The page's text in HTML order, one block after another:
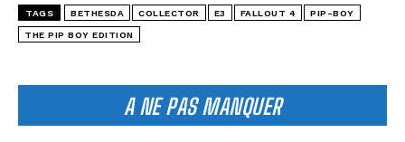
A NE PAS MANQUER
TAGS BETHESDA COLLECTOR E3 FALLOUT 4 PIP-BOY
THE PIP BOY EDITION